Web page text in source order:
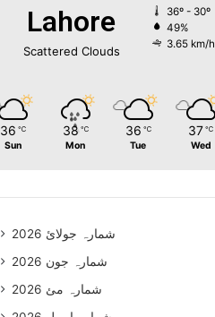
Lahore
Scattered Clouds
36º - 30º
49%
3.65 km/h
36 ℃
Sun
38 ℃
Mon
36 ℃
Tue
37 ℃
Wed
شمارہ جولائ 2026
شمارہ جون 2026
شمارہ مئ 2026